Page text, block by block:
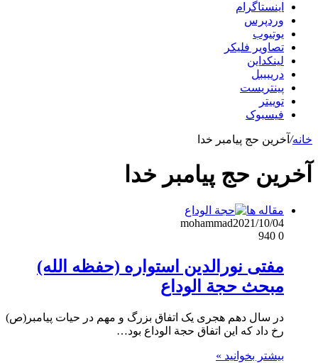
اینستاگرام
وردپرس
یوتیوب
تصاویر فلیکر
لینکداین
دریبببل
پینتریست
توییتر
فیسبوک
خانه/ آخرین حج پیامبر خدا
آخرین حج پیامبر خدا
مقاله ها
mohammad2021/10/04
0
مفتی نورالدین استواره (حفظه الله)
مبحث حجة الوداع
در سال دهم هجری یک اتفاق بزرگ و مهم در حیات پیامبر(ص)
رخ داد که این اتفاق حجة الوداع بود…
بیشتر بخوانید »